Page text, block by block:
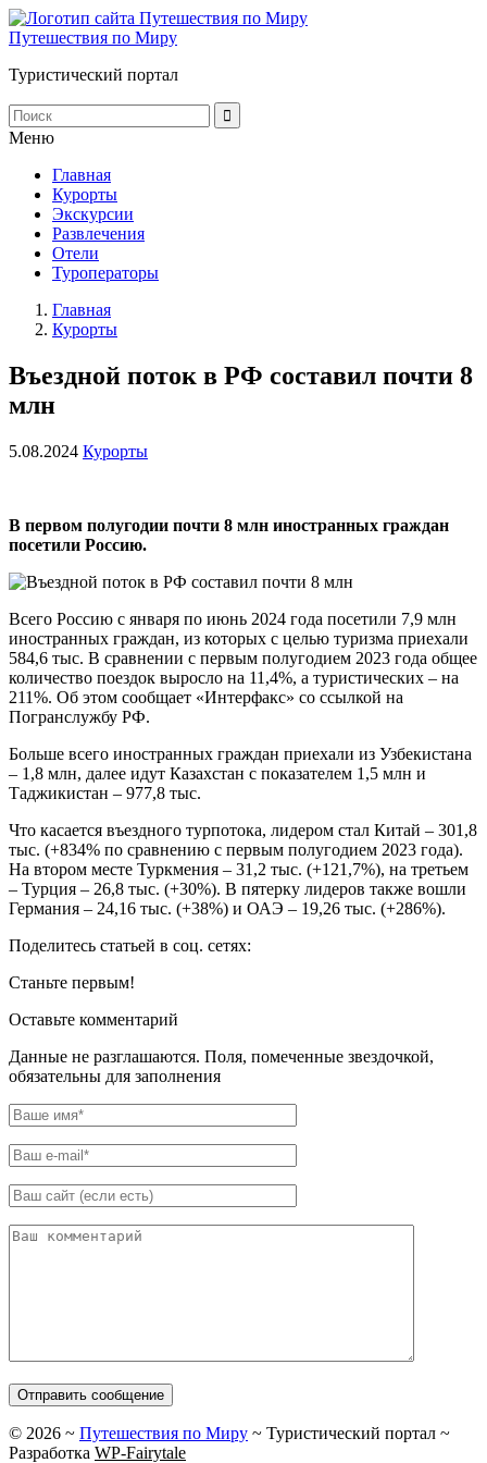
Путешествия по Миру
Туристический портал
Меню
Главная
Курорты
Экскурсии
Развлечения
Отели
Туроператоры
Главная
Курорты
Въездной поток в РФ составил почти 8
млн
5.08.2024 Курорты
В первом полугодии почти 8 млн иностранных граждан
посетили Россию.
Всего Россию с января по июнь 2024 года посетили 7,9 млн
иностранных граждан, из которых с целью туризма приехали
584,6 тыс. В сравнении с первым полугодием 2023 года общее
количество поездок выросло на 11,4%, а туристических – на
211%. Об этом сообщает «Интерфакс» со ссылкой на
Погранслужбу РФ.
Больше всего иностранных граждан приехали из Узбекистана
– 1,8 млн, далее идут Казахстан с показателем 1,5 млн и
Таджикистан – 977,8 тыс.
Что касается въездного турпотока, лидером стал Китай – 301,8
тыс. (+834% по сравнению с первым полугодием 2023 года).
На втором месте Туркмения – 31,2 тыс. (+121,7%), на третьем
– Турция – 26,8 тыс. (+30%). В пятерку лидеров также вошли
Германия – 24,16 тыс. (+38%) и ОАЭ – 19,26 тыс. (+286%).
Поделитесь статьей в соц. сетях:
Станьте первым!
Оставьте комментарий
Данные не разглашаются. Поля, помеченные звездочкой,
обязательны для заполнения
© 2026 ~ Путешествия по Миру ~ Туристический портал ~
Разработка WP-Fairytale